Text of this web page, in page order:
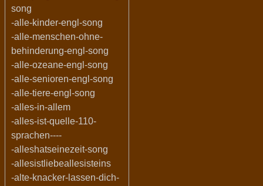
song
-alle-kinder-engl-song
-alle-menschen-ohne-
behinderung-engl-song
-alle-ozeane-engl-song
-alle-senioren-engl-song
-alle-tiere-engl-song
-alles-in-allem
-alles-ist-quelle-110-
sprachen----
-alleshatseinezeit-song
-allesistliebeallesisteins
-alte-knacker-lassen-dich-